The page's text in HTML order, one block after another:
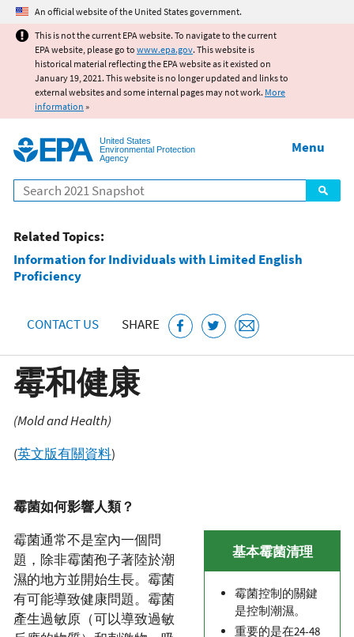
Jump to main content
An official website of the United States government.
This is not the current EPA website. To navigate to the current
EPA website, please go to www.epa.gov. This website is
historical material reflecting the EPA website as it existed on
January 19, 2021. This website is no longer updated and links to
external websites and some internal pages may not work. More
information »
United States
Environmental Protection
Agency
Search
Menu
Related Topics:
Information for Individuals with Limited English
Proficiency
CONTACT US SHARE
霉和健康
(Mold and Health)
(英文版有關資料)
霉菌如何影響人類？
基本霉菌清理
霉菌控制的關鍵
是控制潮濕。
重要的是在24-48
霉菌通常不是室內一個問
題，除非霉菌孢子著陸於潮
濕的地方並開始生長。霉菌
有可能導致健康問題。霉菌
產生過敏原（可以導致過敏